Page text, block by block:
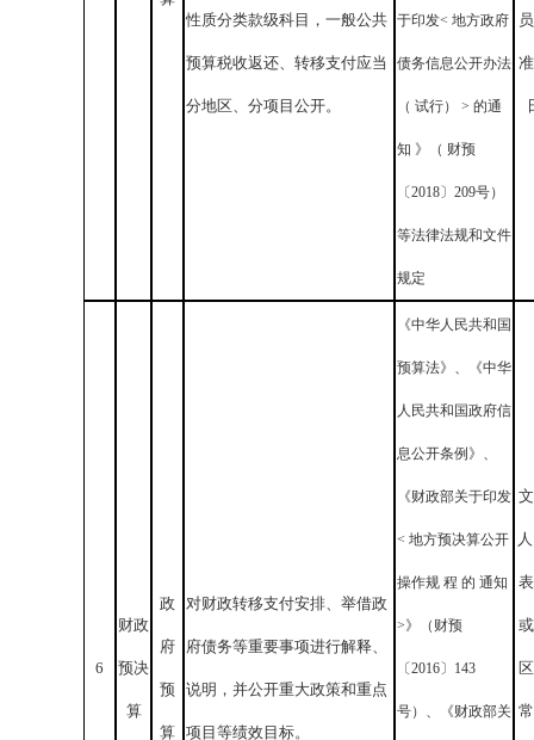
性质分类款级科目，一般公共
预算税收返还、转移支付应当
分地区、分项目公开。
于印发< 地方政府
债务信息公开办法
（ 试行） > 的通
知 》（ 财预
〔2018〕209号）
等法律法规和文件
规定
6
财政
预决
算
政
府
预
算
对财政转移支付安排、举借政
府债务等重要事项进行解释、
说明，并公开重大政策和重点
项目等绩效目标。
《中华人民共和国
预算法》、《中华
人民共和国政府信
息公开条例》、
《财政部关于印发
< 地方预决算公开
操作规 程 的 通知
>》（财预
〔2016〕143
号）、《财政部关